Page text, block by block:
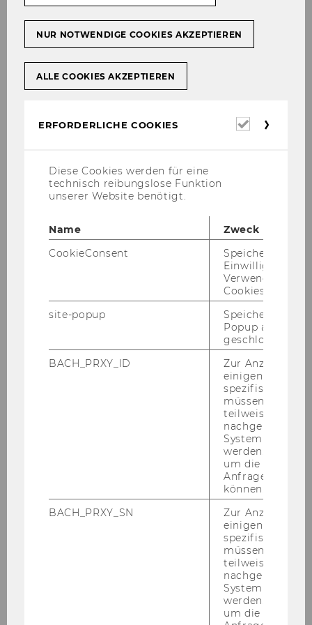
255) Aus­schrei­bung von Stel­
len für wis­sen­schaft­li­ches Per­
so­nal
Frau­en­för­de­rung:
Da sich die Wirt­schafts­uni­ver­si­tät Wien die Er­
hö­hung des Frau­en­an­teils beim wis­sen­schaft­li­
chen Per­so­nal zum Ziel ge­setzt hat, wer­den
qua­li­fi­zier­te Frau­en aus­drück­lich auf­ge­for­dert,
sich zu be­wer­ben. Bei glei­cher Qua­li­fi­ka­ti­on
wer­den Frau­en vor­ran­gig auf­ge­nom­men. Alle
Be­wer­be­rin­nen, die die ge­setz­li­chen Auf­nah­
me­er­for­der­nis­se er­fül­len und den An­for­de­run­
gen des Aus­schrei­bungs­tex­tes ent­spre­chen,
sind zu Be­wer­bungs­ge­sprä­chen ein­zu­la­den.
An der WU ist ein Ar­beits­kreis für Gleich­be­
hand­lungs­fra­gen ein­ge­rich­tet. Nä­he­re In­for­
http://www.wu.ac.at/struc­tu­re/lobby/equaltre­
Wir bit­ten Be­wer­be­rin­nen und Be­wer­ber um
Ver­ständ­nis dafür, dass Reise-​ und Auf­ent­halts­
kos­ten, die aus An­lass von Auswahl-​ und Auf­
nah­me­ver­fah­ren ent­ste­hen, nicht von der Wirt­
schafts­uni­ver­si­tät Wien ab­ge­gol­ten wer­den
Qua­li­fi­zier­te Per­so­nen mit Be­hin­de­rung sind
be­son­ders ein­ge­la­den sich zu be­wer­ben!
NUR NOTWENDIGE COOKIES AKZEPTIEREN
ALLE COOKIES AKZEPTIEREN
ERFORDERLICHE COOKIES
Diese Cookies werden für eine
technisch reibungslose Funktion
unserer Website benötigt.
Name
Zweck
CookieConsent
Speichert Ihre
Einwilligung zur
Verwendung von
Cookies.
site-popup
Speichert ob ein
Popup
geschlossen
BACH_PRXY_ID
Zur Anzeige von
einigen WU-
spezifischen
müssen
teilweise von
nachgelagerten
System
werden.
um die Antwort
Anfrage
können.
BACH_PRXY_SN
Zur Anzeige von
einigen WU-
spezifischen
müssen
teilweise von
nachgelagerten
System
werden.
um die Antwort